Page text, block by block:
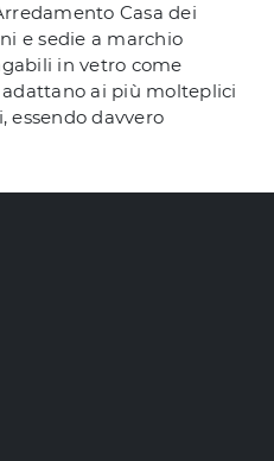
Casa dei
e sedie a marchio
in vetro come
ai più molteplici
essendo davvero